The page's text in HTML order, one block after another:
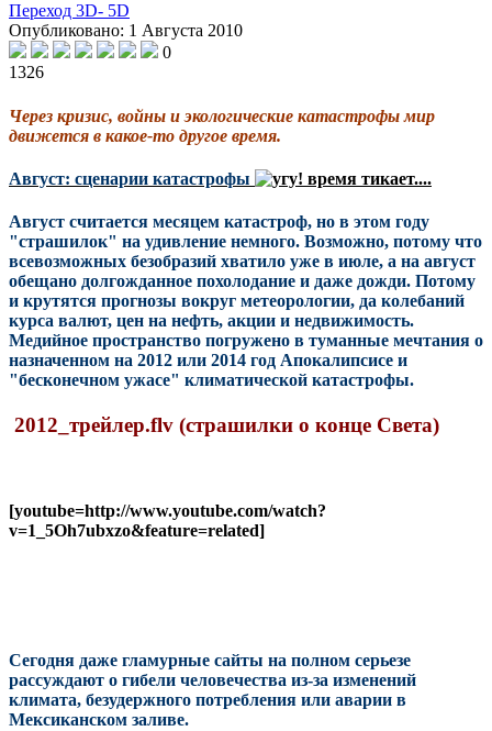
Переход 3D- 5D
Опубликовано: 1 Августа 2010
0
1326
Через кризис, войны и экологические катастрофы мир
движется в какое-то другое время.
Август: сценарии катастрофы
Август считается месяцем катастроф, но в этом году
"страшилок" на удивление немного. Возможно, потому что
всевозможных безобразий хватило уже в июле, а на август
обещано долгожданное похолодание и даже дожди. Потому
и крутятся прогнозы вокруг метеорологии, да колебаний
курса валют, цен на нефть, акции и недвижимость.
Медийное пространство погружено в туманные мечтания о
назначенном на 2012 или 2014 год Апокалипсисе и
"бесконечном ужасе" климатической катастрофы.
2012_трейлер.flv (страшилки о конце Света)
[youtube=http://www.youtube.com/watch?
v=1_5Oh7ubxzo&feature=related]
Сегодня даже гламурные сайты на полном серьезе
рассуждают о гибели человечества из-за изменений
климата, безудержного потребления или аварии в
Мексиканском заливе.